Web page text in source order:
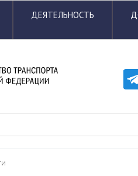
ДЕЯТЕЛЬНОСТЬ